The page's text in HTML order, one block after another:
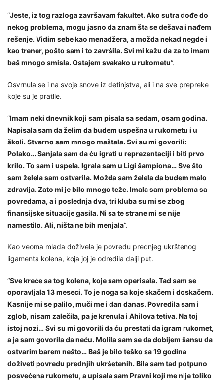
“Jeste, iz tog razloga završavam fakultet. Ako sutra dođe do
nekog problema, mogu jasno da znam šta se dešava i nađem
rešenje. Vidim sebe kao menadžera, a možda nekad negde i
kao trener, pošto sam i to završila. Svi mi kažu da za to imam
baš mnogo smisla. Ostajem svakako u rukometu“.
Osvrnula se i na svoje snove iz detinjstva, ali i na sve prepreke
koje su je pratile.
“Imam neki dnevnik koji sam pisala sa sedam, osam godina.
Napisala sam da želim da budem uspešna u rukometu i u
školi. Stvarno sam mnogo maštala. Svi su mi govorili:
Polako… Sanjala sam da ću igrati u reprezentaciji i biti prvo
krilo. To sam i uspela. Igrala sam u Ligi šampiona… Sve što
sam želela sam ostvarila. Možda sam želela da budem malo
zdravija. Zato mi je bilo mnogo teže. Imala sam problema sa
povredama, a i poslednja dva, tri kluba su mi se zbog
finansijske situacije gasila. Ni sa te strane mi se nije
namestilo. Ali, ništa ne bih menjala“.
Kao veoma mlada doživela je povredu prednjeg ukrštenog
ligamenta kolena, koja joj je odredila dalji put.
“Sve kreće sa tog kolena, koje sam operisala. Tad sam se
oporavljala 13 meseci. To je noga sa koje skačem i doskačem.
Kasnije mi se palilo, muči me i dan danas. Povredila sam i
zglob, nisam zalečila, pa je krenula i Ahilova tetiva. Na toj
istoj nozi… Svi su mi govorili da ću prestati da igram rukomet,
a ja sam govorila da neću. Molila sam se da dobijem šansu da
ostvarim barem nešto… Baš je bilo teško sa 19 godina
doživeti povredu prednjih ukršetenih. Bila sam tad potpuno
posvećena rukometu, a upisala sam Pravni koji me nije toliko